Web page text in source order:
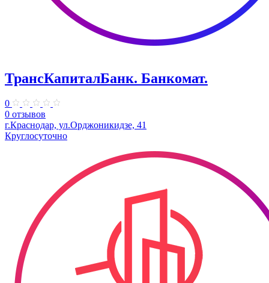
ТрансКапиталБанк. Банкомат.
0
0 отзывов
г.Краснодар, ул.​Орджоникидзе, 41
Круглосуточно